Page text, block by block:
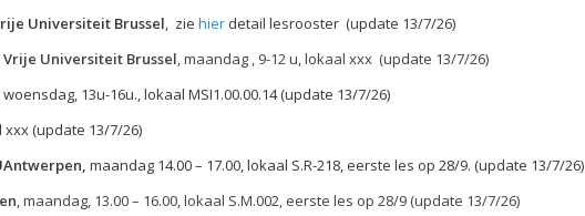
Universiteit Brussel, ziehier detail lesrooster (update 13/7/26)
Vrije Universiteit Brussel, maandag , 9-12 u, lokaal xxx (update 13/7/26)
woensdag, 13u-16u., lokaal MSI1.00.00.14 (update 13/7/26)
xxx (update 13/7/26)
maandag 14.00 – 17.00, lokaal S.R-218, eerste les op 28/9. (update 13/7/26)
, maandag, 13.00 – 16.00, lokaal S.M.002, eerste les op 28/9 (update 13/7/26)